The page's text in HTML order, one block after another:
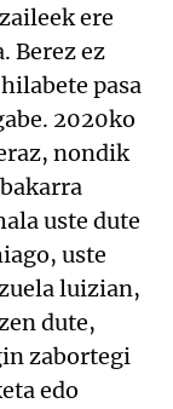
ere
Berez ez
pasa
2020ko
nondik
uste dute
uste
luizian,
dute,
zabortegi
edo